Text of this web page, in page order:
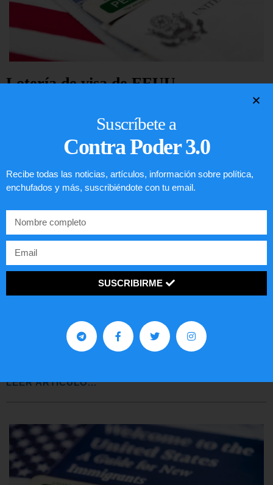
Lotería de visa de EEUU
Comunistas no son bienvenidos en
LEER ARTÍCULO...
Suscríbete a
Contra Poder 3.0
Recibe todas las noticias, artículos, información sobre política,
enchufados y más, suscribiéndote con tu email.
SUSCRIBIRME